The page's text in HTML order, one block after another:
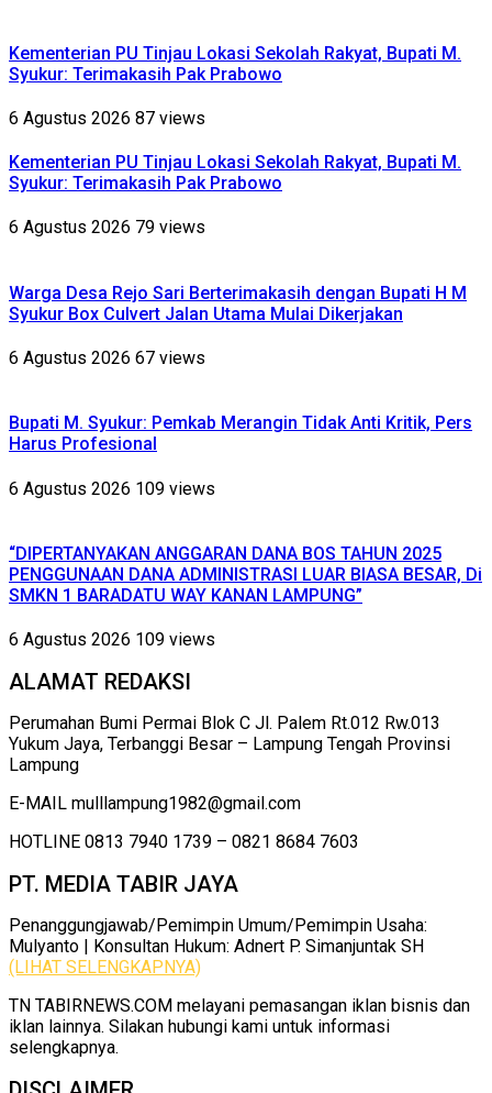
Kementerian PU Tinjau Lokasi Sekolah Rakyat, Bupati M.
Syukur: Terimakasih Pak Prabowo
6 Agustus 2026 87 views
Kementerian PU Tinjau Lokasi Sekolah Rakyat, Bupati M.
Syukur: Terimakasih Pak Prabowo
6 Agustus 2026 79 views
Warga Desa Rejo Sari Berterimakasih dengan Bupati H M
Syukur Box Culvert Jalan Utama Mulai Dikerjakan
6 Agustus 2026 67 views
Bupati M. Syukur: Pemkab Merangin Tidak Anti Kritik, Pers
Harus Profesional
6 Agustus 2026 109 views
“DIPERTANYAKAN ANGGARAN DANA BOS TAHUN 2025
PENGGUNAAN DANA ADMINISTRASI LUAR BIASA BESAR, Di
SMKN 1 BARADATU WAY KANAN LAMPUNG”
6 Agustus 2026 109 views
ALAMAT REDAKSI
Perumahan Bumi Permai Blok C Jl. Palem Rt.012 Rw.013
Yukum Jaya, Terbanggi Besar – Lampung Tengah Provinsi
Lampung
E-MAIL mulllampung1982@gmail.com
HOTLINE 0813 7940 1739 – 0821 8684 7603
PT. MEDIA TABIR JAYA
Penanggungjawab/Pemimpin Umum/Pemimpin Usaha:
Mulyanto | Konsultan Hukum: Adnert P. Simanjuntak SH
(LIHAT SELENGKAPNYA)
TN TABIRNEWS.COM melayani pemasangan iklan bisnis dan
iklan lainnya. Silakan hubungi kami untuk informasi
selengkapnya.